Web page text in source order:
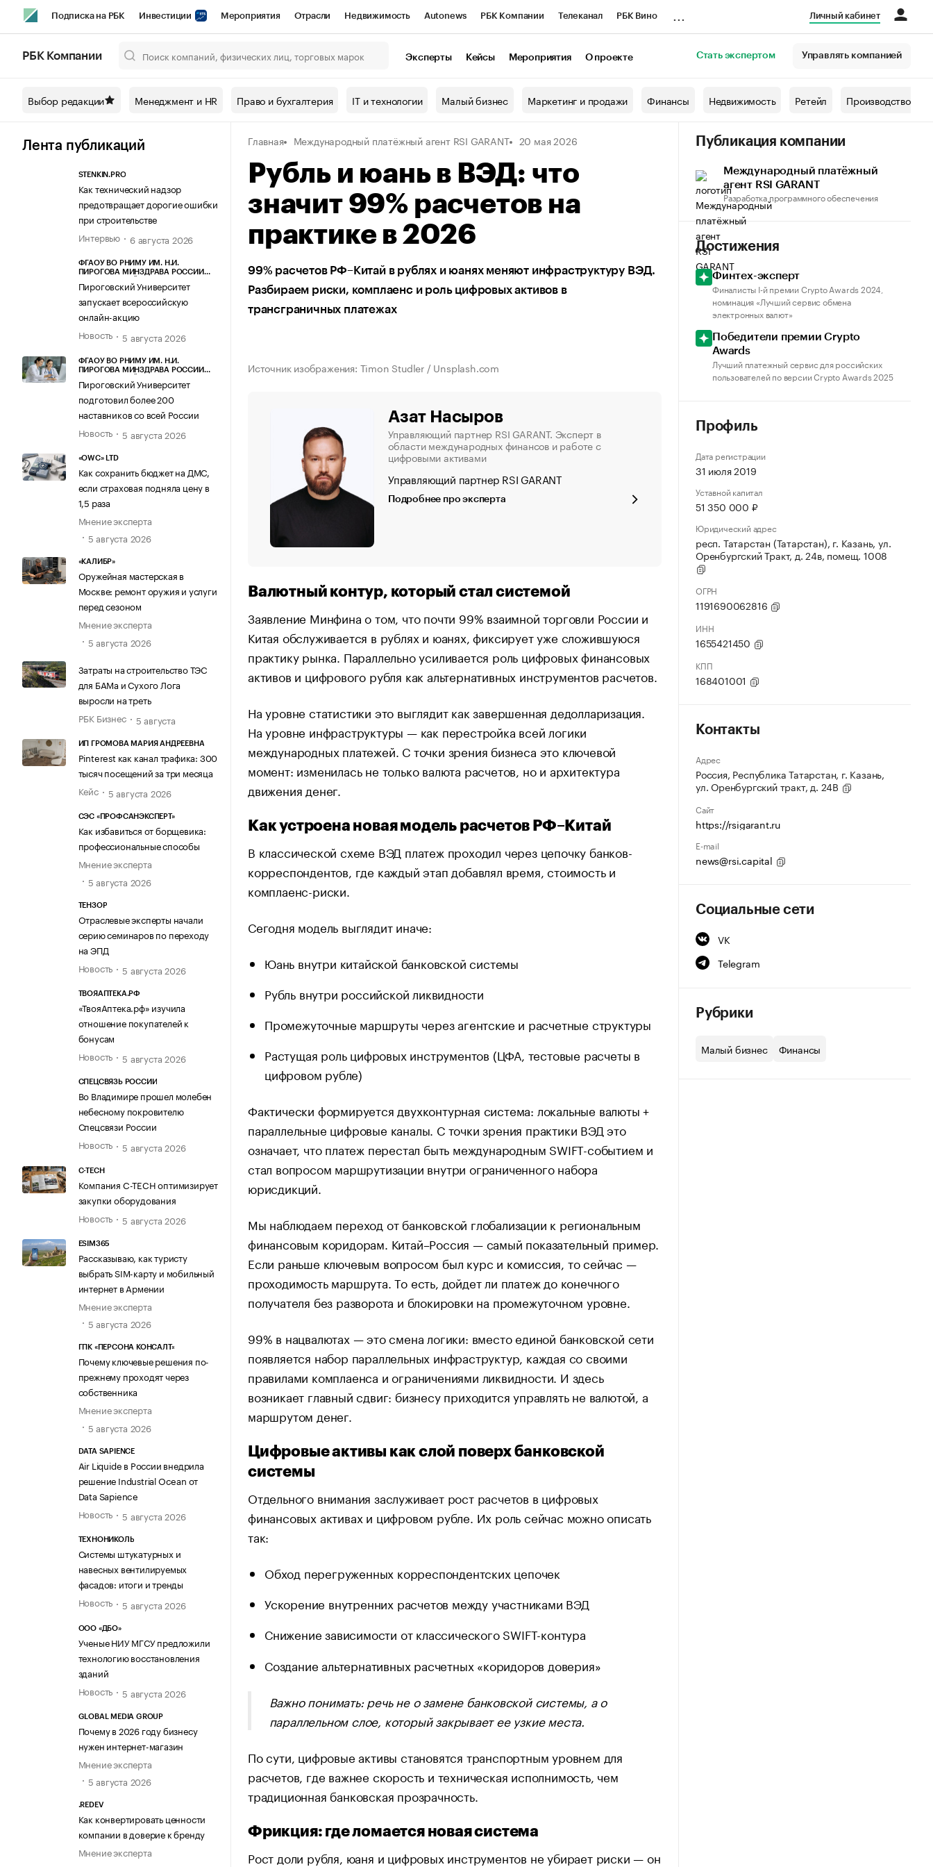
Подписка на РБК Инвестиции Мероприятия Отрасли Недвижимость Autonews РБК Компании Телеканал РБК Вино
Спецпроекты СПб Конференции СПб Спецпроекты Проверка контрагентов
Технологии и медиа Рынок наличной валюты
Личный кабинет
РБК Компании Эксперты Кейсы Мероприятия О проекте Стать экспертом Управлять компанией
Выбор редакции Менеджмент и HR Право и бухгалтерия IT и технологии Малый бизнес Маркетинг и продажи Финансы Недвижимость Ретейл Производство
Лента публикаций
STENKIN.PRO
Как технический надзор
предотвращает дорогие ошибки
при строительстве
Интервью
6 августа 2026
ФГАОУ ВО РНИМУ ИМ. Н.И.
ПИРОГОВА МИНЗДРАВА РОССИИ
Пироговский Университет
запускает всероссийскую
онлайн-акцию
Новость
5 августа 2026
ФГАОУ ВО РНИМУ ИМ. Н.И.
ПИРОГОВА МИНЗДРАВА РОССИИ
Пироговский Университет
подготовил более 200
наставников со всей России
Новость
5 августа 2026
«OWC» LTD
Как сохранить бюджет на ДМС,
если страховая подняла цену в
1,5 раза
Мнение эксперта
5 августа 2026
«КАЛИБР»
Оружейная мастерская в
Москве: ремонт оружия и услуги
перед сезоном
Мнение эксперта
5 августа 2026
Затраты на строительство ТЭС
для БАМа и Сухого Лога
выросли на треть
РБК Бизнес
5 августа
ИП ГРОМОВА МАРИЯ АНДРЕЕВНА
Pinterest как канал трафика: 300
тысяч посещений за три месяца
Кейс
5 августа 2026
СЭС «ПРОФСАНЭКСПЕРТ»
Как избавиться от борщевика:
профессиональные способы
Мнение эксперта
5 августа 2026
ТЕНЗОР
Отраслевые эксперты начали
серию семинаров по переходу
на ЭПД
Новость
5 августа 2026
ТВОЯАПТЕКА.РФ
«ТвояАптека.рф» изучила
отношение покупателей к
бонусам
Новость
5 августа 2026
СПЕЦСВЯЗЬ РОССИИ
Во Владимире прошел молебен
небесному покровителю
Спецсвязи России
Новость
5 августа 2026
C-TECH
Компания C-TECH оптимизирует
закупки оборудования
Новость
5 августа 2026
ESIM365
Рассказываю, как туристу
выбрать SIM-карту и мобильный
интернет в Армении
Мнение эксперта
5 августа 2026
ГПК «ПЕРСОНА КОНСАЛТ»
Почему ключевые решения по-
прежнему проходят через
собственника
Мнение эксперта
5 августа 2026
DATA SAPIENCE
Air Liquide в России внедрила
решение Industrial Ocean от
Data Sapience
Новость
5 августа 2026
ТЕХНОНИКОЛЬ
Системы штукатурных и
навесных вентилируемых
фасадов: итоги и тренды
Новость
5 августа 2026
ООО «ДБО»
Ученые НИУ МГСУ предложили
технологию восстановления
зданий
Новость
5 августа 2026
GLOBAL MEDIA GROUP
Почему в 2026 году бизнесу
нужен интернет-магазин
Мнение эксперта
5 августа 2026
.REDEV
Как конвертировать ценности
компании в доверие к бренду
Мнение эксперта
Главная Международный платёжный агент RSI GARANT 20 мая 2026
Рубль и юань в ВЭД: что
значит 99% расчетов на
практике в 2026
99% расчетов РФ–Китай в рублях и юанях меняют инфраструктуру ВЭД.
Разбираем риски, комплаенс и роль цифровых активов в
трансграничных платежах
Источник изображения: Timon Studler / Unsplash.com
Азат Насыров
Управляющий партнер RSI GARANT. Эксперт в
области международных финансов и работе с
цифровыми активами
Управляющий партнер RSI GARANT
Подробнее про эксперта
Валютный контур, который стал системой
Заявление Минфина о том, что почти 99% взаимной торговли России и
Китая обслуживается в рублях и юанях, фиксирует уже сложившуюся
практику рынка. Параллельно усиливается роль цифровых финансовых
активов и цифрового рубля как альтернативных инструментов расчетов.
На уровне статистики это выглядит как завершенная дедолларизация.
На уровне инфраструктуры — как перестройка всей логики
международных платежей. С точки зрения бизнеса это ключевой
момент: изменилась не только валюта расчетов, но и архитектура
движения денег.
Как устроена новая модель расчетов РФ–Китай
В классической схеме ВЭД платеж проходил через цепочку банков-
корреспондентов, где каждый этап добавлял время, стоимость и
комплаенс-риски.
Сегодня модель выглядит иначе:
Юань внутри китайской банковской системы
Рубль внутри российской ликвидности
Промежуточные маршруты через агентские и расчетные структуры
Растущая роль цифровых инструментов (ЦФА, тестовые расчеты в
цифровом рубле)
Фактически формируется двухконтурная система: локальные валюты +
параллельные цифровые каналы. С точки зрения практики ВЭД это
означает, что платеж перестал быть международным SWIFT-событием и
стал вопросом маршрутизации внутри ограниченного набора
юрисдикций.
Мы наблюдаем переход от банковской глобализации к региональным
финансовым коридорам. Китай–Россия — самый показательный пример.
Если раньше ключевым вопросом был курс и комиссия, то сейчас —
проходимость маршрута. То есть, дойдет ли платеж до конечного
получателя без разворота и блокировки на промежуточном уровне.
99% в нацвалютах — это смена логики: вместо единой банковской сети
появляется набор параллельных инфраструктур, каждая со своими
правилами комплаенса и ограничениями ликвидности. И здесь
возникает главный сдвиг: бизнесу приходится управлять не валютой, а
маршрутом денег.
Цифровые активы как слой поверх банковской
системы
Отдельного внимания заслуживает рост расчетов в цифровых
финансовых активах и цифровом рубле. Их роль сейчас можно описать
так:
Обход перегруженных корреспондентских цепочек
Ускорение внутренних расчетов между участниками ВЭД
Снижение зависимости от классического SWIFT-контурa
Создание альтернативных расчетных «коридоров доверия»
Важно понимать: речь не о замене банковской системы, а о
параллельном слое, который закрывает ее узкие места.
По сути, цифровые активы становятся транспортным уровнем для
расчетов, где важнее скорость и техническая исполнимость, чем
традиционная банковская прозрачность.
Фрикция: где ломается новая система
Рост доли рубля, юаня и цифровых инструментов не убирает риски — он
Публикация компании
Международный платёжный
агент RSI GARANT
Разработка программного обеспечения
Достижения
Финтех-эксперт
Финалисты I-й премии Crypto Awards 2024,
номинация «Лучший сервис обмена
электронных валют»
Победители премии Crypto
Awards
Лучший платежный сервис для российских
пользователей по версии Crypto Awards 2025
Профиль
Дата регистрации
31 июля 2019
Уставной капитал
51 350 000 ₽
Юридический адрес
респ. Татарстан (Татарстан), г. Казань, ул.
Оренбургский Тракт, д. 24в, помещ. 1008
ОГРН
1191690062816
ИНН
1655421450
КПП
168401001
Контакты
Адрес
Россия, Республика Татарстан, г. Казань,
ул. Оренбургский тракт, д. 24В
Сайт
https://rsigarant.ru
E-mail
news@rsi.capital
Социальные сети
VK
Telegram
Рубрики
Малый бизнес Финансы